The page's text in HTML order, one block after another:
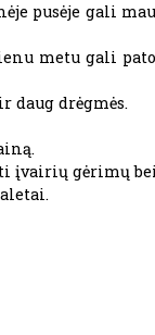
pusėje gali
metu gali
drėgmės.
įvairių gėrimų